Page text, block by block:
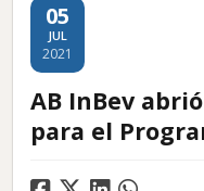
05
JUL
2021
AB InBev
para el